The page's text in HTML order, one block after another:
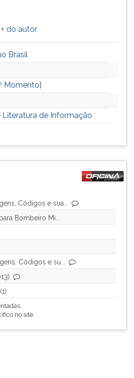
+ do autor
Brasil
Momento]
Literatura de Informação
Códigos e sua...
Bombeiro Mi...
Códigos e su...
no site.